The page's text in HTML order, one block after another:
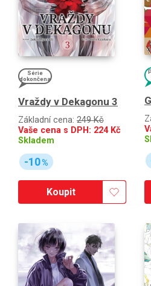
Série
dokončena
Vraždy v Dekagonu 3
Základní cena: 249 Kč
Vaše cena s DPH: 224Kč
Skladem
-10%
Koupit